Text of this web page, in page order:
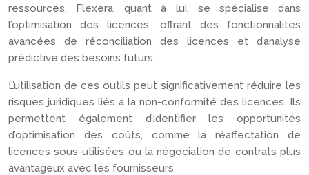
ressources. Flexera, quant à lui, se spécialise dans
l’optimisation des licences, offrant des fonctionnalités
avancées de réconciliation des licences et d’analyse
prédictive des besoins futurs.
L’utilisation de ces outils peut significativement réduire les
risques juridiques liés à la non-conformité des licences. Ils
permettent également d’identifier les opportunités
d’optimisation des coûts, comme la réaffectation de
licences sous-utilisées ou la négociation de contrats plus
avantageux avec les fournisseurs.